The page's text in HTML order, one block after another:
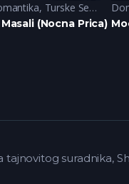
, Turske Serije
(Nocna Prica)
suradnika,